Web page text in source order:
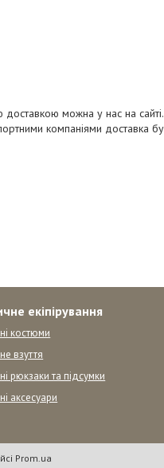
можна у нас на
компаніями доставка
екіпірування
костюми
взуття
рюкзаки та підсумки
аксесуари
Prom.ua